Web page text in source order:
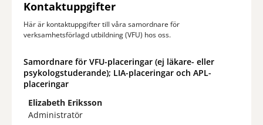
Kontaktuppgifter
Här är kontaktuppgifter till våra samordnare för
verksamhetsförlagd utbildning (VFU) hos oss.
Samordnare för VFU-placeringar (ej läkare- eller
psykologstuderande); LIA-placeringar och APL-
placeringar
Elizabeth Eriksson
Administratör